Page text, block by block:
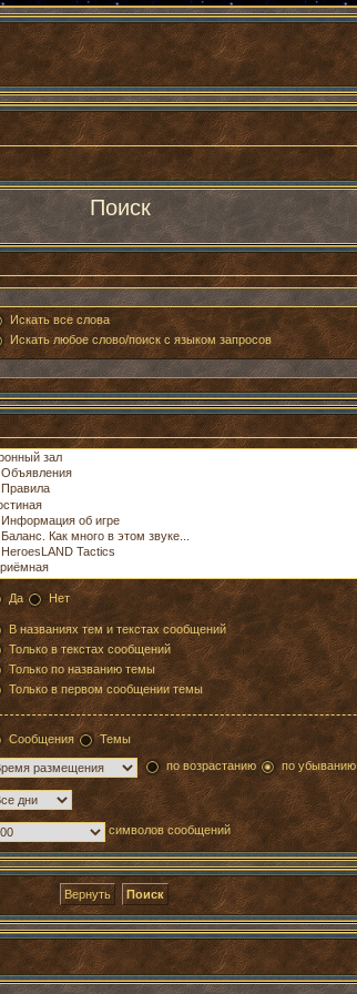
Поиск
Искать все слова
Искать любое слово/поиск с языком запросов
Да
Нет
В названиях тем и текстах сообщений
Только в текстах сообщений
Только по названию темы
Только в первом сообщении темы
Сообщения
Темы
по возрастанию по убыванию
символов сообщений